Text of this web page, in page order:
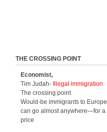
THE CROSSING POINT
Economist,
Tim Judah-
Illegal immigration
The crossing point
Would-be immigrants to Europe
can go almost anywhere—for a
price